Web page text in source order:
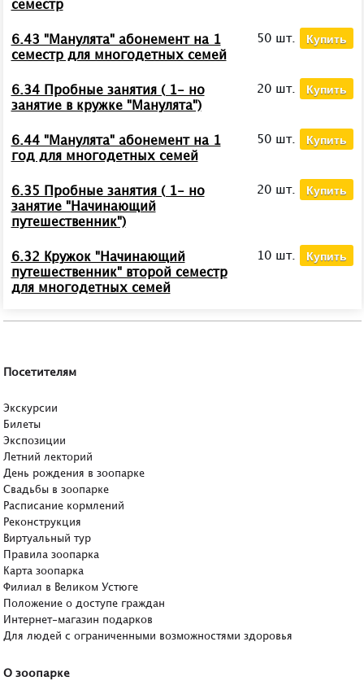
семестр
6.43 "Манулята" абонемент на 1
семестр для многодетных семей
50 шт. Купить
6.34 Пробные занятия ( 1- но
занятие в кружке "Манулята")
20 шт. Купить
6.44 "Манулята" абонемент на 1
год для многодетных семей
50 шт. Купить
6.35 Пробные занятия ( 1- но
занятие "Начинающий
путешественник")
20 шт. Купить
6.32 Кружок "Начинающий
путешественник" второй семестр
для многодетных семей
10 шт. Купить
Посетителям
Экскурсии
Билеты
Экспозиции
Летний лекторий
День рождения в зоопарке
Свадьбы в зоопарке
Расписание кормлений
Реконструкция
Виртуальный тур
Правила зоопарка
Карта зоопарка
Филиал в Великом Устюге
Положение о доступе граждан
Интернет-магазин подарков
Для людей с ограниченными возможностями здоровья
О зоопарке